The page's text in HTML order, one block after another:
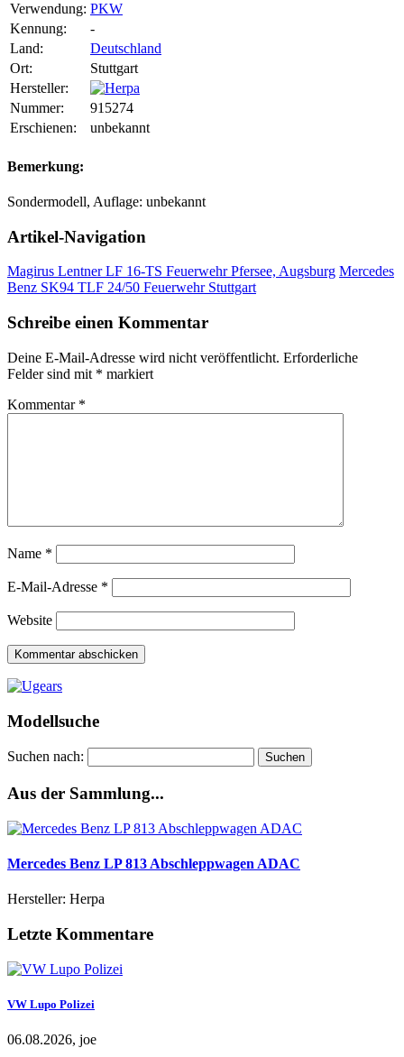
Verwendung: PKW
Kennung:
-
Land:
Deutschland
Ort:
Stuttgart
Hersteller:
Nummer:
915274
Erschienen:
unbekannt
Bemerkung:
Sondermodell, Auflage: unbekannt
Artikel-Navigation
Magirus Lentner LF 16-TS Feuerwehr Pfersee, Augsburg Mercedes
Benz SK94 TLF 24/50 Feuerwehr Stuttgart
Schreibe einen Kommentar
Deine E-Mail-Adresse wird nicht veröffentlicht. Erforderliche
Felder sind mit * markiert
Kommentar *
Name *
E-Mail-Adresse *
Website
Modellsuche
Suchen nach:
Aus der Sammlung...
Mercedes Benz LP 813 Abschleppwagen ADAC
Hersteller: Herpa
Letzte Kommentare
VW Lupo Polizei
06.08.2026, joe